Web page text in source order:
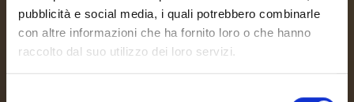
pubblicità e social media, i quali potrebbero combinarle
con altre informazioni che ha fornito loro o che hanno
raccolto dal suo utilizzo dei loro servizi.